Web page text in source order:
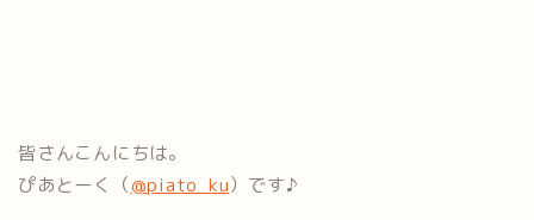
皆さんこんにちは。
ぴあとーく（@piato_ku）です♪